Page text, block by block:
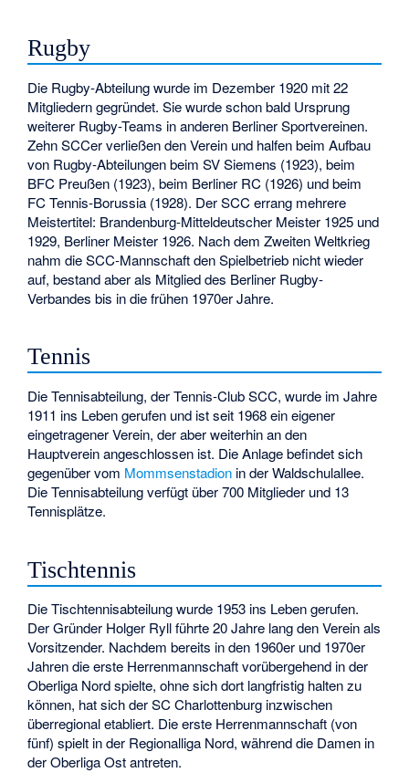
Rugby
Die Rugby-Abteilung wurde im Dezember 1920 mit 22
Mitgliedern gegründet. Sie wurde schon bald Ursprung
weiterer Rugby-Teams in anderen Berliner Sportvereinen.
Zehn SCCer verließen den Verein und halfen beim Aufbau
von Rugby-Abteilungen beim SV Siemens (1923), beim
BFC Preußen (1923), beim Berliner RC (1926) und beim
FC Tennis-Borussia (1928). Der SCC errang mehrere
Meistertitel: Brandenburg-Mitteldeutscher Meister 1925 und
1929, Berliner Meister 1926. Nach dem Zweiten Weltkrieg
nahm die SCC-Mannschaft den Spielbetrieb nicht wieder
auf, bestand aber als Mitglied des Berliner Rugby-
Verbandes bis in die frühen 1970er Jahre.
Tennis
Die Tennisabteilung, derTennis-Club SCC, wurde im Jahre
1911 ins Leben gerufen und ist seit 1968 ein eigener
eingetragener Verein, der aber weiterhin an den
Hauptverein angeschlossen ist. Die Anlage befindet sich
gegenüber vom Mommsenstadion in der Waldschulallee.
Die Tennisabteilung verfügt über 700 Mitglieder und 13
Tennisplätze.
Tischtennis
Die Tischtennisabteilung wurde 1953 ins Leben gerufen.
Der Gründer Holger Ryll führte 20 Jahre lang den Verein als
Vorsitzender. Nachdem bereits in den 1960er und 1970er
Jahren die erste Herrenmannschaft vorübergehend in der
Oberliga Nord spielte, ohne sich dort langfristig halten zu
können, hat sich der SC Charlottenburg inzwischen
überregional etabliert. Die erste Herrenmannschaft (von
fünf) spielt in der Regionalliga Nord, während die Damen in
der Oberliga Ost antreten.